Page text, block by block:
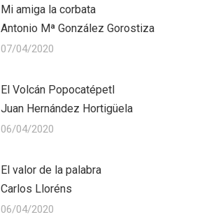
Mi amiga la corbata
Antonio Mª González Gorostiza
07/04/2020
El Volcán Popocatépetl
Juan Hernández Hortigüela
06/04/2020
El valor de la palabra
Carlos Lloréns
06/04/2020